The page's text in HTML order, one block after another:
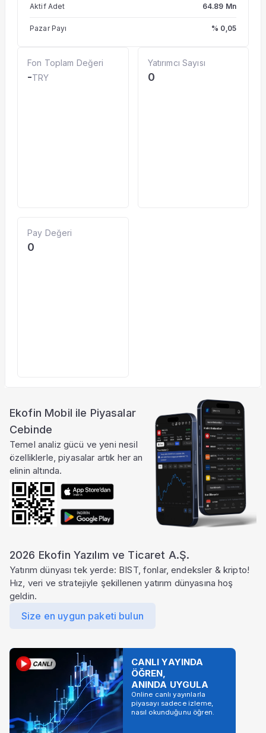
Aktif Adet 64.89 Mn
Pazar Payı % 0,05
Fon Toplam Değeri
-TRY
Yatırımcı Sayısı
0
Pay Değeri
0
Ekofin Mobil ile Piyasalar
Cebinde
Temel analiz gücü ve yeni nesil
özelliklerle, piyasalar artık her an
elinin altında.
2026 Ekofin Yazılım ve Ticaret A.Ş.
Yatırım dünyası tek yerde: BIST, fonlar, endeksler & kripto!
Hız, veri ve stratejiyle şekillenen yatırım dünyasına hoş
geldin.
Size en uygun paketi bulun
CANLI YAYINDA
ÖĞREN,
ANINDA UYGULA
Online canlı yayınlarla
piyasayı sadece izleme,
nasıl okunduğunu öğren.